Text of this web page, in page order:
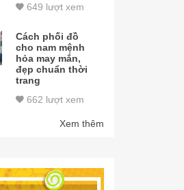
649 lượt xem
Cách phối đồ
cho nam mệnh
hỏa may mắn,
đẹp chuẩn thời
trang
662 lượt xem
Xem thêm